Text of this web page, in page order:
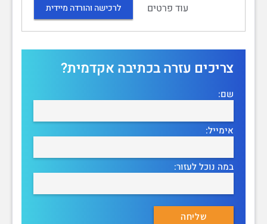
עוד פרטים
לרכישה והורדה מיידית
צריכים עזרה בכתיבה אקדמית?
שם:
אימייל:
במה נוכל לעזור: